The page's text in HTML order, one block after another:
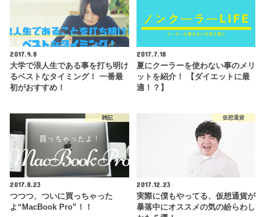
2017.9.8
大学で浪人生である事を打ち明け
るベストなタイミング！ 一番最
初がおすすめ！
2017.7.18
夏にクーラーを使わない事のメリ
ットを紹介！ 【ダイエットに最
適！？】
雑記
2017.8.23
つつつ、ついに買っちゃった
よ“MacBook Pro”！！
仮想通貨
2017.12.23
実際に僕もやってる、仮想通貨が
暴落中にオススメの気の紛らわし